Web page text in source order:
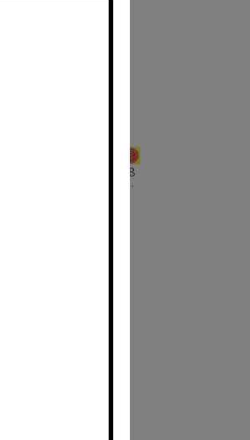
Tripak 燈腳 燈架袋 178
(貨號634-512)【貨況請